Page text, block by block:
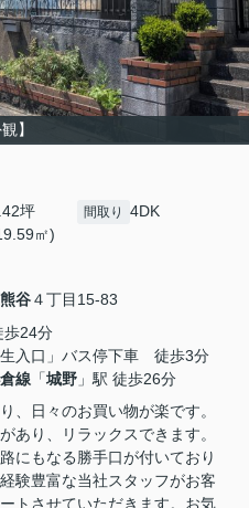
】
坪
㎡)
間取り 4DK
熊谷４丁目15-83
歩24分
入口」バス停下車 徒歩3分
線 「城野 」駅 徒歩26分
、日々のお買い物が楽です。
あり、リラックスできます。
にもなる勝手口が付いており
験豊富な当社スタッフがお客
トさせていただきます。お気